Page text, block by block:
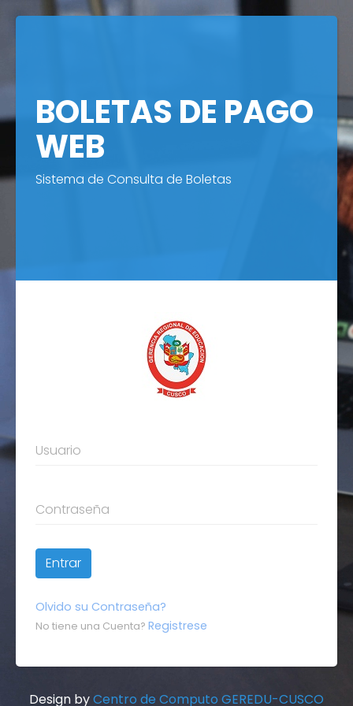
BOLETAS DE PAGO
WEB
Sistema de Consulta de Boletas
Usuario
Contraseña
Olvido su Contraseña?
No tiene una Cuenta? Registrese
Design byCentro de Computo GEREDU-CUSCO